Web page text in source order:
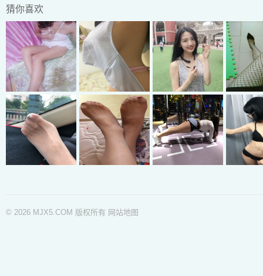
猜你喜欢
© 2026 MJX5.COM 版权所有 网站地图